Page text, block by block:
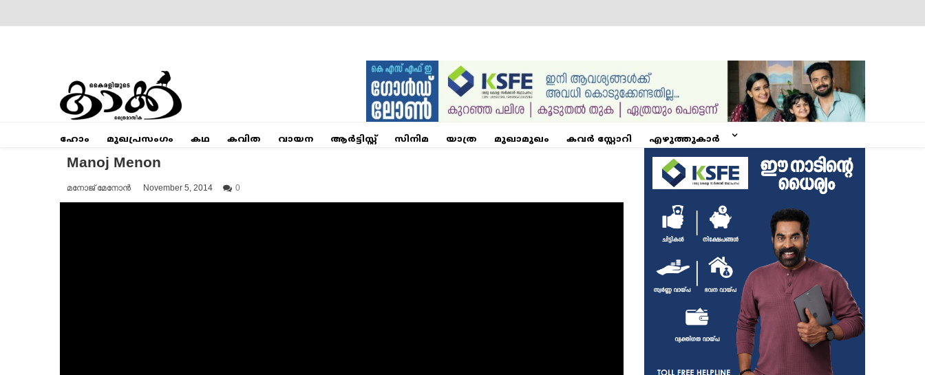
Mumbai Kaakka
ഹോം മുഖപ്രസംഗം കഥ കവിത വായന ആര്‍ട്ടിസ്റ്റ് സിനിമ യാത്ര മുഖാമുഖം കവർ സ്റ്റോറി എഴുത്തുകാർ
Manoj Menon
മനോജ് മേനോൻ November 5, 2014 0